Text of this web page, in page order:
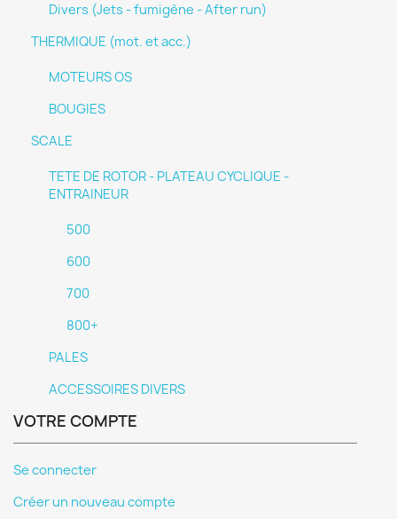
Divers (Jets - fumigène - After run)
THERMIQUE (mot. et acc.)
MOTEURS OS
BOUGIES
SCALE
TETE DE ROTOR - PLATEAU CYCLIQUE -
ENTRAINEUR
500
600
700
800+
PALES
ACCESSOIRES DIVERS
VOTRE COMPTE
Se connecter
Créer un nouveau compte